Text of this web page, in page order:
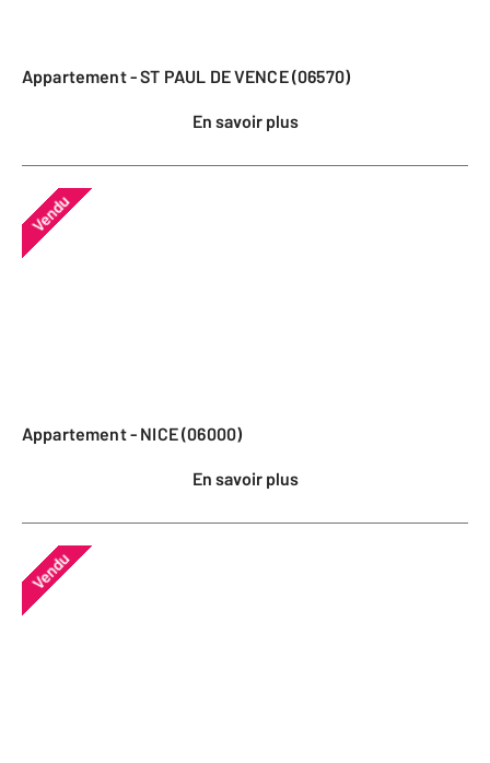
Appartement - ST PAUL DE VENCE (06570)
En savoir plus
Vendu
Appartement - NICE (06000)
En savoir plus
Vendu